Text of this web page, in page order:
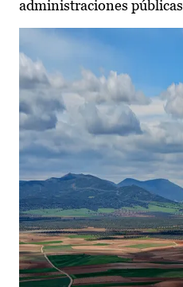
administraciones públicas